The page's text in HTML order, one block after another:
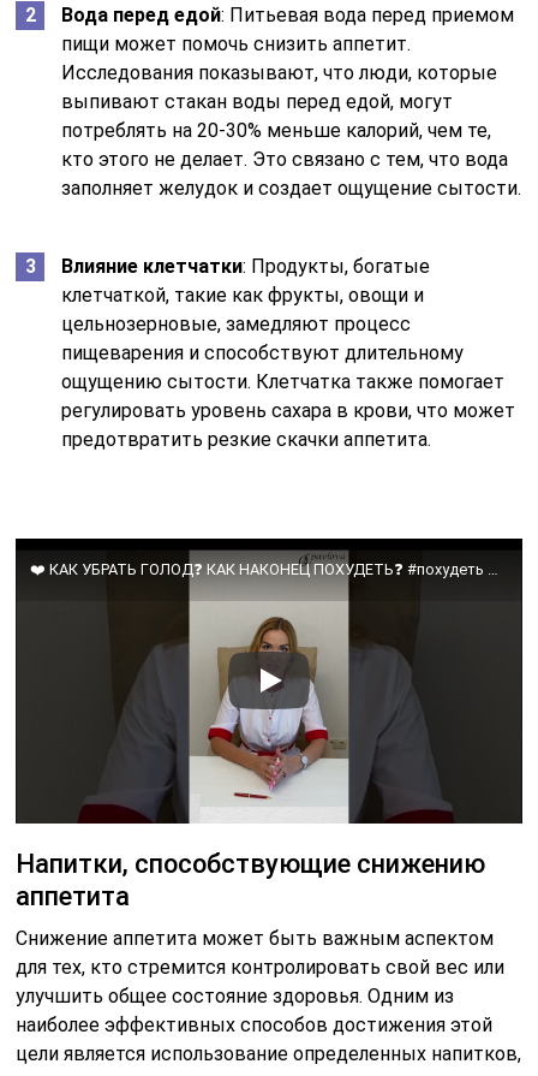
Вода перед едой: Питьевая вода перед приемом
пищи может помочь снизить аппетит.
Исследования показывают, что люди, которые
выпивают стакан воды перед едой, могут
потреблять на 20-30% меньше калорий, чем те,
кто этого не делает. Это связано с тем, что вода
заполняет желудок и создает ощущение сытости.
Влияние клетчатки: Продукты, богатые
клетчаткой, такие как фрукты, овощи и
цельнозерновые, замедляют процесс
пищеварения и способствуют длительному
ощущению сытости. Клетчатка также помогает
регулировать уровень сахара в крови, что может
предотвратить резкие скачки аппетита.
Напитки, способствующие снижению
аппетита
Снижение аппетита может быть важным аспектом
для тех, кто стремится контролировать свой вес или
улучшить общее состояние здоровья. Одним из
наиболее эффективных способов достижения этой
цели является использование определенных напитков,